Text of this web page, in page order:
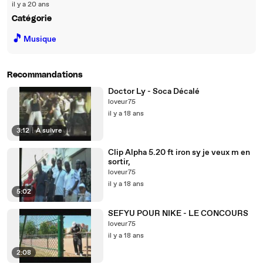
il y a 20 ans
Catégorie
🎵 Musique
Recommandations
3:12 À suivre
Doctor Ly - Soca Décalé
loveur75
il y a 18 ans
5:02
Clip Alpha 5.20 ft iron sy je veux m en
sortir,
loveur75
il y a 18 ans
2:08
SEFYU POUR NIKE - LE CONCOURS
loveur75
il y a 18 ans